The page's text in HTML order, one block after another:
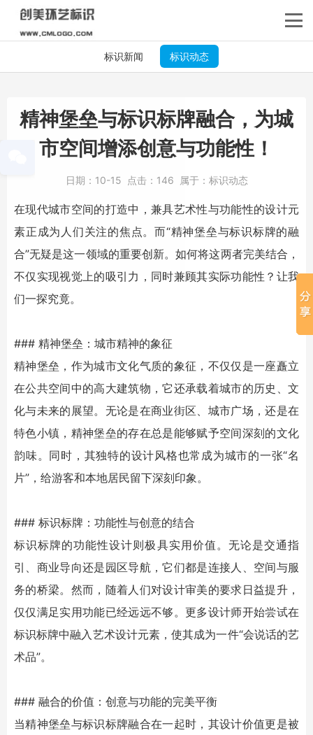
标识新闻 标识动态
精神堡垒与标识标牌融合，为城
市空间增添创意与功能性！
日期： 10-15 点击： 146 属于： 标识动态
在现代城市空间的打造中，兼具艺术性与功能性的设计元
素正成为人们关注的焦点。而“精神堡垒与标识标牌的融
合”无疑是这一领域的重要创新。如何将这两者完美结合，
不仅实现视觉上的吸引力，同时兼顾其实际功能性？让我
们一探究竟。
### 精神堡垒 ：城市精神的象征
精神堡垒 ，作为城市文化气质的象征，不仅仅是一座矗立
在公共空间中的高大建筑物，它还承载着城市的历史、文
化与未来的展望。无论是在商业街区、城市广场，还是在
特色小镇， 精神堡垒的存在总是能够赋予空间深刻的文化
韵味。同时，其独特的设计风格也常成为城市的一张“名
片”，给游客和本地居民留下深刻印象。
### 标识标牌：功能性与创意的结合
标识标牌的功能性设计则极具实用价值。无论是交通指
引、商业导向还是园区导航，它们都是连接人、空间与服
务的桥梁。然而，随着人们对设计审美的要求日益提升，
仅仅满足实用功能已经远远不够。更多设计师开始尝试在
标识标牌中融入艺术设计元素，使其成为一件“会说话的艺
术品”。
### 融合的价值：创意与功能的完美平衡
当精神堡垒与标识标牌融合在一起时，其设计价值更是被